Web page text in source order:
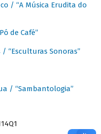
/ “A Música Erudita do
de Café”
“Esculturas Sonoras”
/ “Sambantologia”